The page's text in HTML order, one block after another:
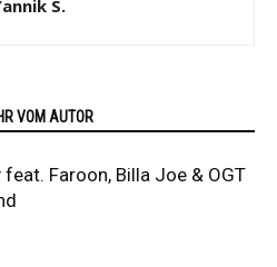
S.
VOM AUTOR
Faroon, Billa Joe & OGT